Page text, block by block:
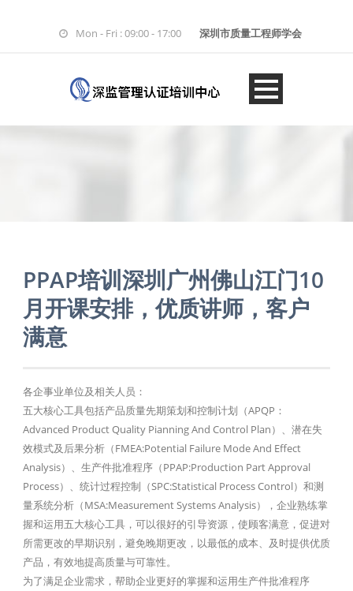
Mon - Fri : 09:00 - 17:00 深圳市质量工程师学会
PPAP培训深圳广州佛山江门10
月开课安排，优质讲师，客户
满意
各企事业单位及相关人员：
五大核心工具包括产品质量先期策划和控制计划（APQP：
Advanced Product Quality Pianning And Control Plan）、潜在失
效模式及后果分析（FMEA:Potential Failure Mode And Effect
Analysis）、生产件批准程序（PPAP:Production Part Approval
Process）、统计过程控制（SPC:Statistical Process Control）和测
量系统分析（MSA:Measurement Systems Analysis），企业熟练掌
握和运用五大核心工具，可以很好的引导资源，使顾客满意，促进对
所需更改的早期识别，避免晚期更改，以最低的成本、及时提供优质
产品，有效地提高质量与可靠性。
为了满足企业需求，帮助企业更好的掌握和运用生产件批准程序